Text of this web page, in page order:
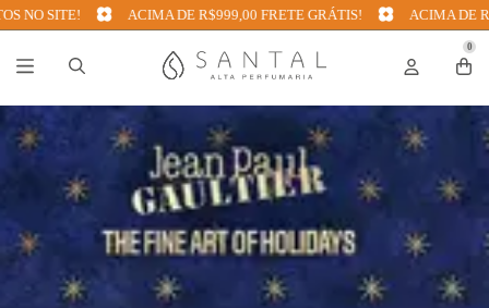
SITE! ACIMA DE R$999,00 FRETE GRÁTIS! ACIMA DE
0